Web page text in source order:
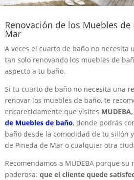
Renovación de los Muebles
Mar
A veces el cuarto de baño no necesita
tan solo renovando los muebles de
aspecto a tu baño.
Si tu cuarto de baño no necesita una
renovar los muebles de baño, te
encarecidamente que visites
de Muebles de baño, donde podrás
baño desde la comodidad de tu sillón
de Pineda de Mar o cualquier otra
Recomendamos a MUDEBA porque
poderosa: que el cliente quede